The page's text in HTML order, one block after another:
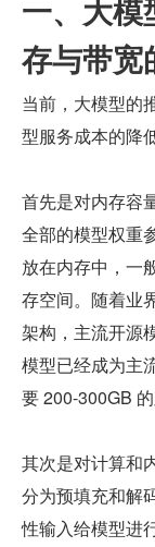
一、大模
存与带宽
当前，大模型的
型服务成本的降
首先是对内存容
全部的模型权重
放在内存中，一
存空间。随着业
架构，主流开源
模型已经成为主
要 200-300GB 的
其次是对计算和
分为预填充和解
性输入给模型进